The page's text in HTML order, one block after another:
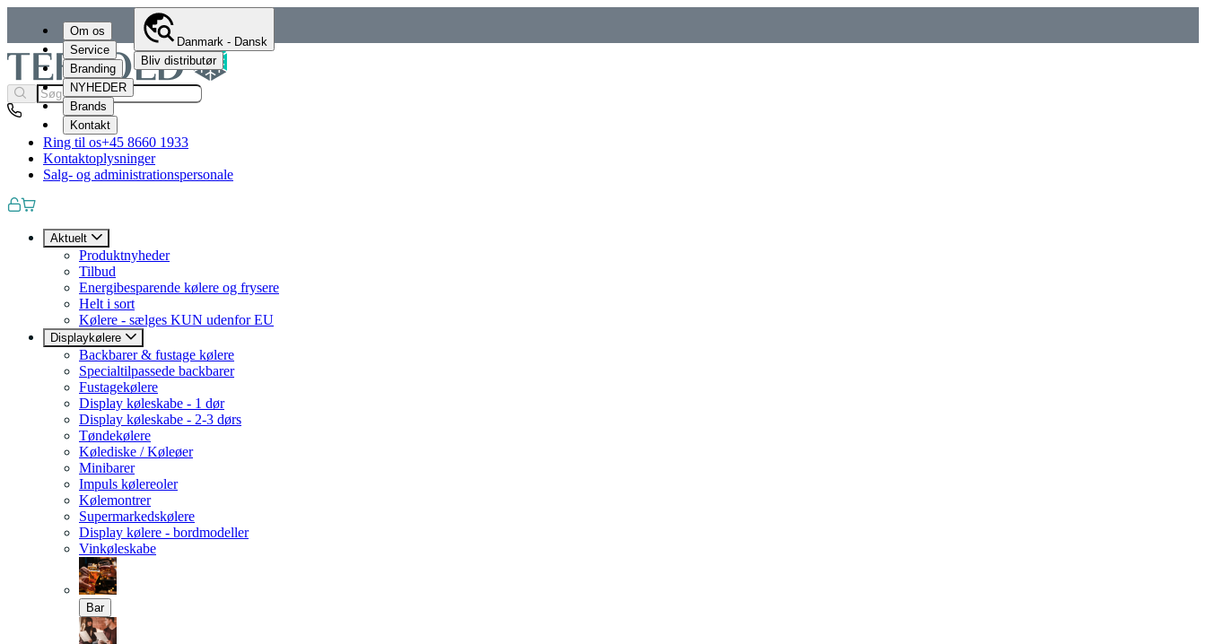
Om os
Service
Branding
NYHEDER
Brands
Kontakt
Danmark - Dansk
Bliv distributør
Ring til os+45 8660 1933
Kontaktoplysninger
Salg- og administrationspersonale
Aktuelt
Produktnyheder
Tilbud
Energibesparende kølere og frysere
Helt i sort
Kølere - sælges KUN udenfor EU
Displaykølere
Backbarer & fustage kølere
Specialtilpassede backbarer
Fustagekølere
Display køleskabe - 1 dør
Display køleskabe - 2-3 dørs
Tøndekølere
Kølediske / Køleøer
Minibarer
Impuls kølereoler
Kølemontrer
Supermarkedskølere
Display kølere - bordmodeller
Vinkøleskabe
Bar